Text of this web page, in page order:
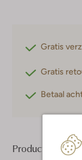
Gratis
Gratis
Betaal
Product informatie